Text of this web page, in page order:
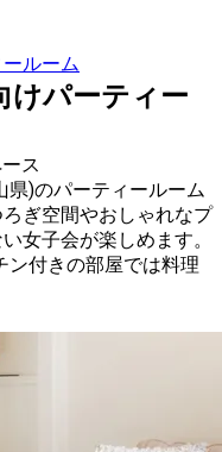
ルーム
けパーティー
ス
県)のパーティールーム
ぎ空間やおしゃれなプ
女子会が楽しめます。
ン付きの部屋では料理